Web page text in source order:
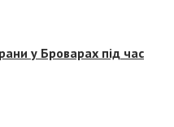
у Броварах під час